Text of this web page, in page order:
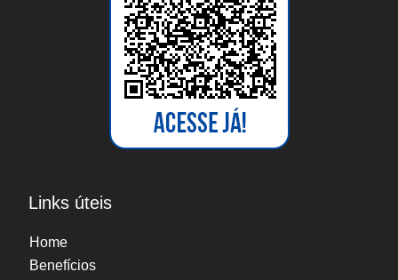
PROFISSIONALIZANTE –
AUXILIAR EM
AGRONEGÓCIO
Inscreva-se
PROFISSIONALIZANTE –
INDUSTRIAL
Links úteis
Home
Benefícios